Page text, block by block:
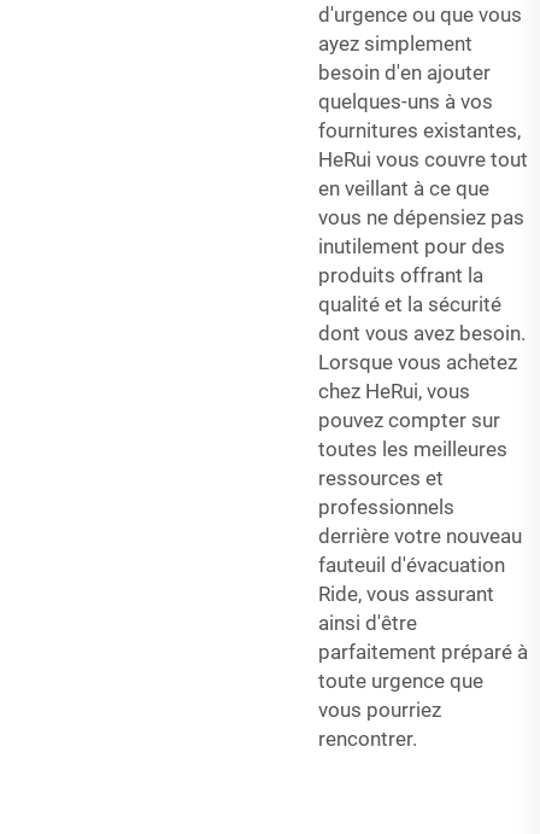
d'urgence ou que vous
ayez simplement
besoin d'en ajouter
quelques-uns à vos
fournitures existantes,
HeRui vous couvre tout
en veillant à ce que
vous ne dépensiez pas
inutilement pour des
produits offrant la
qualité et la sécurité
dont vous avez besoin.
Lorsque vous achetez
chez HeRui, vous
pouvez compter sur
toutes les meilleures
ressources et
professionnels
derrière votre nouveau
fauteuil d'évacuation
Ride, vous assurant
ainsi d'être
parfaitement préparé à
toute urgence que
vous pourriez
rencontrer.